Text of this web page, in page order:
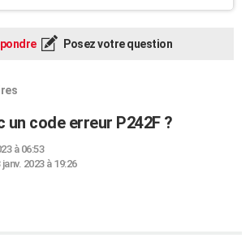
Posez votre question
un code erreur P242F ?
à 06:53
janv. 2023 à 19:26